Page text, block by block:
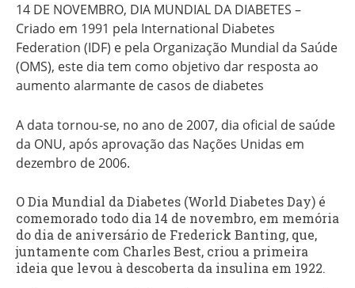
14 DE NOVEMBRO, DIA MUNDIAL DA DIABETES –
Criado em 1991 pela International Diabetes
Federation (IDF) e pela Organização Mundial da Saúde
(OMS), este dia tem como objetivo dar resposta ao
aumento alarmante de casos de diabetes
A data tornou-se, no ano de 2007, dia oficial de saúde
da ONU, após aprovação das Nações Unidas em
dezembro de 2006.
O Dia Mundial da Diabetes (World Diabetes Day) é
comemorado todo dia 14 de novembro, em memória
do dia de aniversário de Frederick Banting, que,
juntamente com Charles Best, criou a primeira
ideia que levou à descoberta da insulina em 1922.